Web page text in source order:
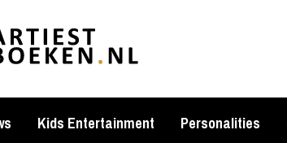
Kids Entertainment Personalities